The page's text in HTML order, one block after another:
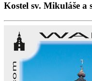
Kostel sv. Mikuláše a